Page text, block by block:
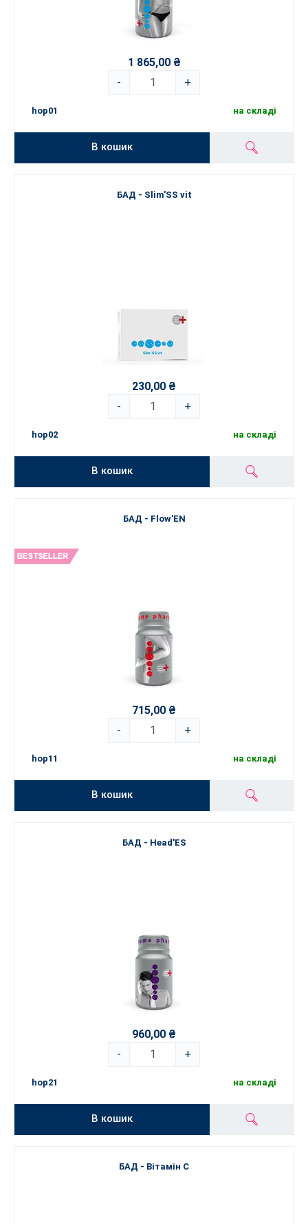
1 865,00 ₴
-
+
hop01 на складі
В кошик
БАД - Slim'SS vit
230,00 ₴
-
+
hop02 на складі
В кошик
БАД - Flow'EN
715,00 ₴
-
+
hop11 на складі
В кошик
БАД - Head'ES
960,00 ₴
-
+
hop21 на складі
В кошик
БАД - Вітамін C